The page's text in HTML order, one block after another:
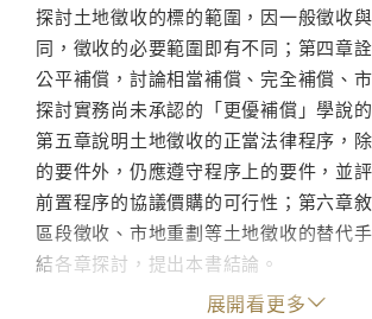
探討土地徵收的標的範圍，因一般徵收
同，徵收的必要範圍即有不同；第四章
公平補償，討論相當補償、完全補償、
探討實務尚未承認的「更優補償」學說
第五章說明土地徵收的正當法律程序，
的要件外，仍應遵守程序上的要件，並
前置程序的協議價購的可行性；第六章
區段徵收、市地重劃等土地徵收的替代
結各章探討，提出本書結論。
展開看更多